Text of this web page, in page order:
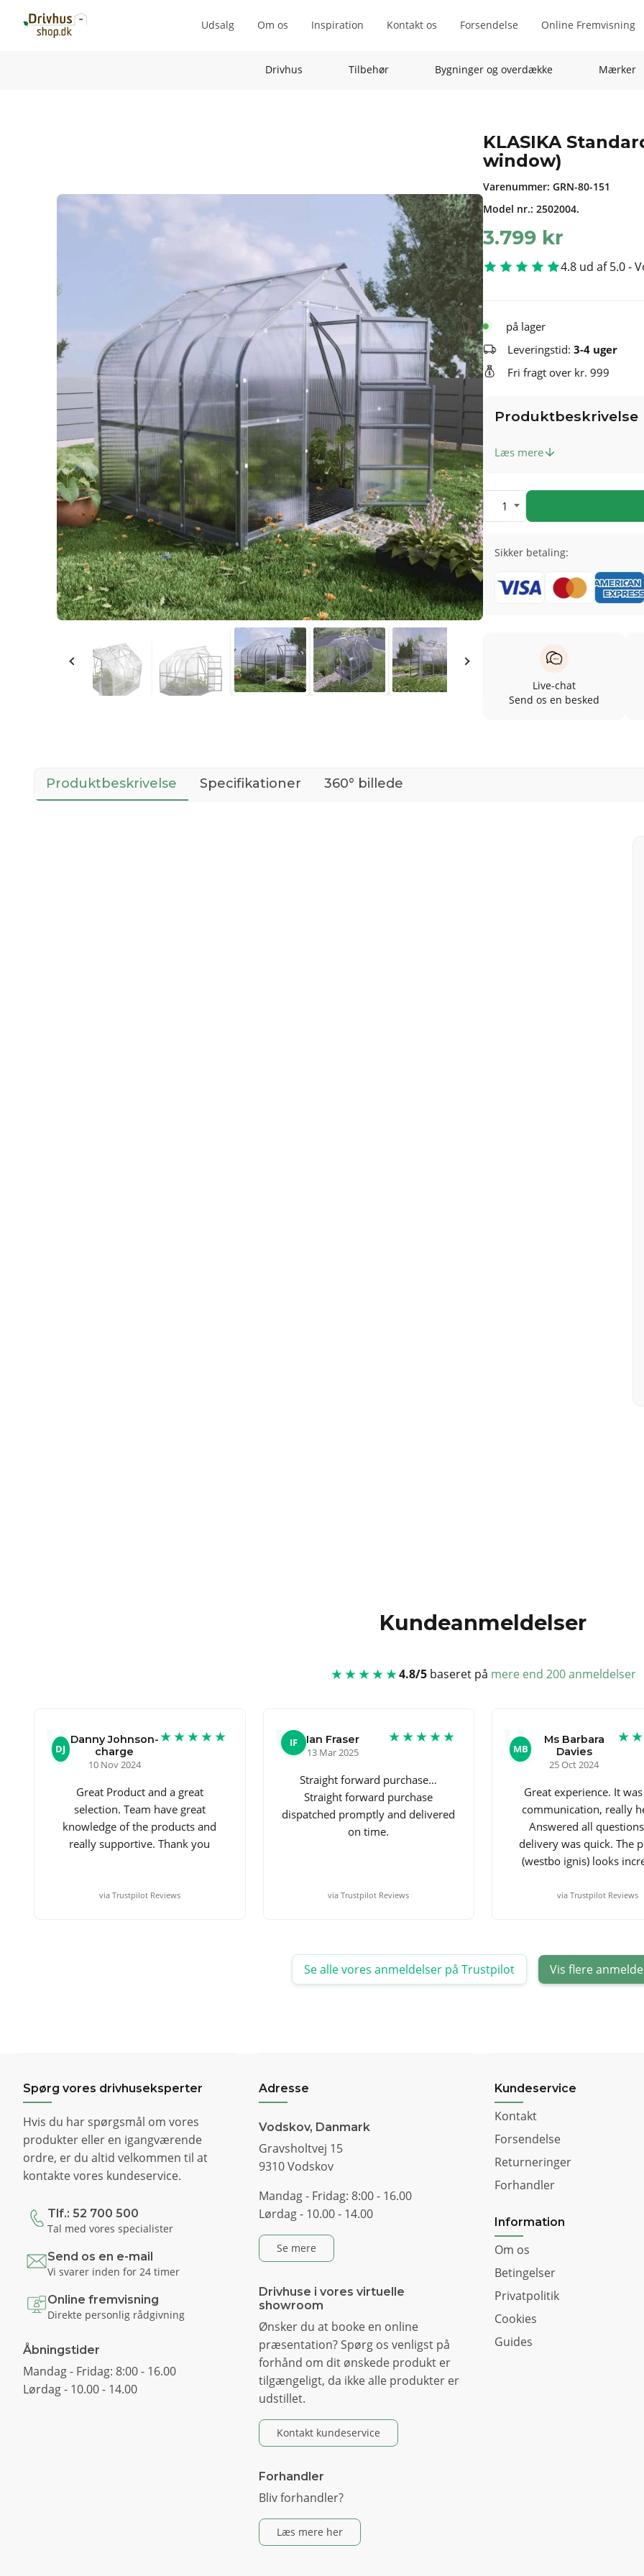
Udsalg Om os Inspiration Kontakt os Forsendelse Online Fremvisning
Drivhus Tilbehør Bygninger og overdække Mærker
KLASIKA
window)
Varenummer: GRN-80-151
Model nr.: 2502004.
3.799 kr
4.8 ud af 5.0 -
på lager
Leveringstid: 3-4 uger
Fri fragt over kr. 999
Produktbeskrivelse
Læs mere
1
Sikker betaling:
Live-chat
Send os en besked
Produktbeskrivelse Specifikationer 360° billede
Kundeanmeldelser
★★★★★4.8/5baseret på mere end 200 anmeldelser
DJ
Danny Johnson-
charge
10 Nov 2024
★★★★★
Great Product and a great
selection. Team have great
knowledge of the products and
really supportive. Thank you
via Trustpilot Reviews
IF
Ian Fraser
13 Mar 2025
★★★★★
Straight forward purchase…
Straight forward purchase
dispatched promptly and delivered
on time.
via Trustpilot Reviews
MB
Ms Barbara
Davies
25 Oct 2024
Great experience. It
communication, really
Answered all
delivery was quick. The
(westbo ignis) looks
via Trustpilot Reviews
Se alle vores anmeldelser på Trustpilot Vis flere
Spørg vores drivhuseksperter
Hvis du har spørgsmål om vores
produkter eller en igangværende
ordre, er du altid velkommen til at
kontakte vores kundeservice.
Tlf.: 52 700 500
Tal med vores specialister
Send os en e-mail
Vi svarer inden for 24 timer
Online fremvisning
Direkte personlig rådgivning
Åbningstider
Mandag - Fridag: 8:00 - 16.00
Lørdag - 10.00 - 14.00
Adresse
Vodskov, Danmark
Gravsholtvej 15
9310 Vodskov
Mandag - Fridag: 8:00 - 16.00
Lørdag - 10.00 - 14.00
Se mere
Drivhuse i vores virtuelle
showroom
Ønsker du at booke en online
præsentation? Spørg os venligst på
forhånd om dit ønskede produkt er
tilgængeligt, da ikke alle produkter er
udstillet.
Kontakt kundeservice
Forhandler
Bliv forhandler?
Læs mere her
Kundeservice
Kontakt
Forsendelse
Returneringer
Forhandler
Information
Om os
Betingelser
Privatpolitik
Cookies
Guides